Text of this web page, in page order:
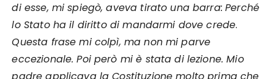
di esse, mi spiegò, aveva tirato una barra: Perché
lo Stato ha il diritto di mandarmi dove crede.
Questa frase mi colpì, ma non mi parve
eccezionale. Poi però mi è stata di lezione. Mio